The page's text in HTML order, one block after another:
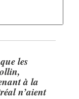
les
à la
n’aient